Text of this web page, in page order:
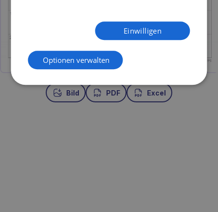
Bild PDF Excel
Einwilligen
Optionen verwalten